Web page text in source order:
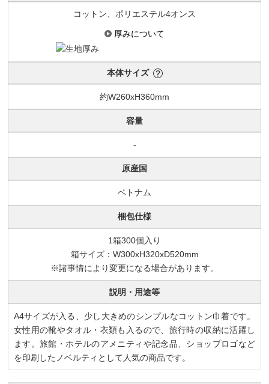
コットン、ポリエステル4オンス
厚みについて
本体サイズ
約W260xH360mm
容量
-
原産国
ベトナム
梱包仕様
1箱300個入り
箱サイズ：W300xH320xD520mm
※諸事情により変更になる場合があります。
説明・用途等
A4サイズが入る、少し大きめのシンプルなコットン巾着です。
女性用の靴やタオル・衣類も入るので、旅行時の収納に活躍し
ます。旅館・ホテルのアメニティや記念品、ショップロゴなど
を印刷したノベルティとして人気の商品です。